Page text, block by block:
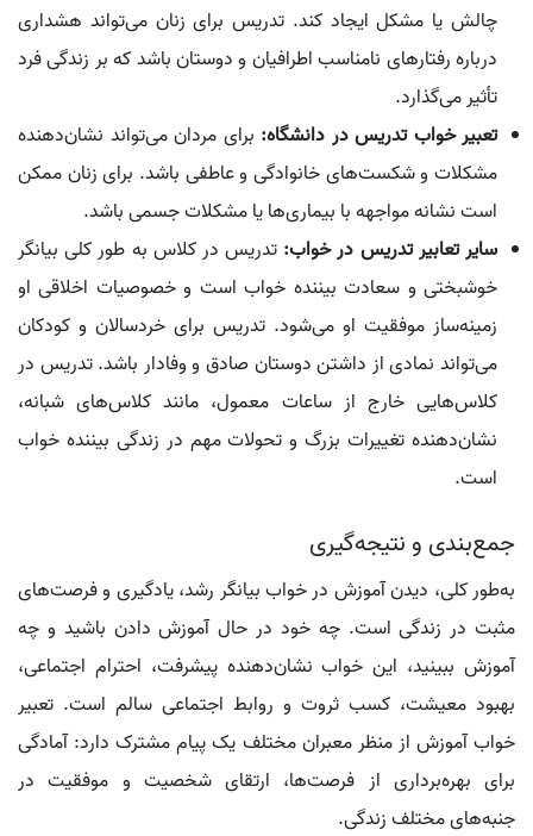
چالش یا مشکل ایجاد کند. تدریس برای زنان می‌تواند هشداری
درباره رفتارهای نامناسب اطرافیان و دوستان باشد که بر زندگی فرد
تأثیر می‌گذارد.
تعبیر خواب تدریس در دانشگاه: برای مردان می‌تواند نشان‌دهنده
مشکلات و شکست‌های خانوادگی و عاطفی باشد. برای زنان ممکن
است نشانه مواجهه با بیماری‌ها یا مشکلات جسمی باشد.
سایر تعابیر تدریس در خواب: تدریس در کلاس به طور کلی بیانگر
خوشبختی و سعادت بیننده خواب است و خصوصیات اخلاقی او
زمینه‌ساز موفقیت او می‌شود. تدریس برای خردسالان و کودکان
می‌تواند نمادی از داشتن دوستان صادق و وفادار باشد. تدریس در
کلاس‌هایی خارج از ساعات معمول، مانند کلاس‌های شبانه،
نشان‌دهنده تغییرات بزرگ و تحولات مهم در زندگی بیننده خواب
است.
جمع‌بندی و نتیجه‌گیری
به‌طور کلی، دیدن آموزش در خواب بیانگر رشد، یادگیری و فرصت‌های
مثبت در زندگی است. چه خود در حال آموزش دادن باشید و چه
آموزش ببینید، این خواب نشان‌دهنده پیشرفت، احترام اجتماعی،
بهبود معیشت، کسب ثروت و روابط اجتماعی سالم است. تعبیر
خواب آموزش از منظر معبران مختلف یک پیام مشترک دارد: آمادگی
برای بهره‌برداری از فرصت‌ها، ارتقای شخصیت و موفقیت در
جنبه‌های مختلف زندگی.